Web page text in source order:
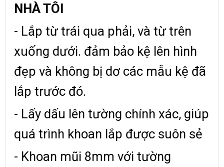
NHÀ TÔI
- Lắp từ trái qua phải, và từ trên
xuống dưới. đảm bảo kệ lên hình
đẹp và không bị dơ các mẫu kệ đã
lắp trước đó.
- Lấy dấu lên tường chính xác, giúp
quá trình khoan lắp được suôn sẻ
- Khoan mũi 8mm với tường